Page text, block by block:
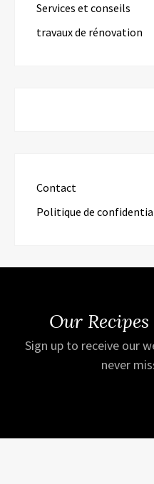
Services et conseils
travaux de rénovation
Contact
Politique de
Our
Sign up to receive our
never